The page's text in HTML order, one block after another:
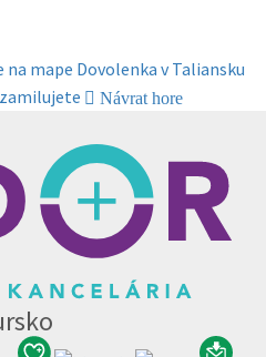
na mape Dovolenka v Taliansku
Návrat hore